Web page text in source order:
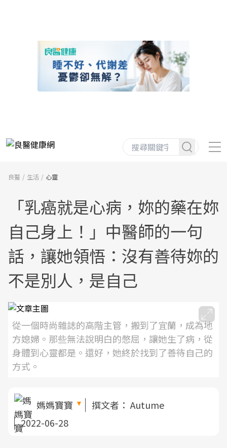
良醫 生活 心靈
「乳癌就是心病，妳的藥在妳
自己身上！」中醫師的一句
話，讓她領悟：沒有善待妳的
不是別人，是自己
從一個時尚雜誌的高階主管，搬到了宜蘭，成為地
方媳婦。那些無法說明白的憋屈，讓她生了病，從
身體到心靈都是。還好，她終於找到了善待自己的
方式。
媽媽寶寶 撰文者： Autume
2022-06-28